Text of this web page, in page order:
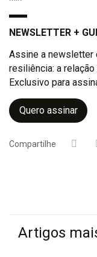
NEWSLETTER +
Assine a newsletter
resiliência: a
Exclusivo para
Quero assinar
Compartilhe
Artigos